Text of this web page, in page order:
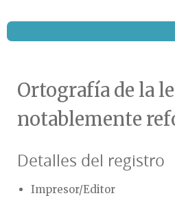
Ortografía de la
notablemente
Detalles del registro
Impresor/Editor